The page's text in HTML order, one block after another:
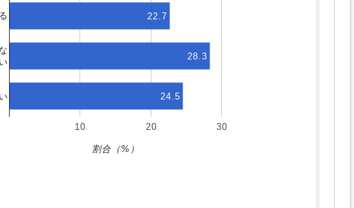
10 20 30
い
22.7
28.3
24.5
割合（%）